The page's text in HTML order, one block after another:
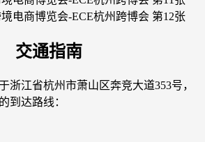
交通指南
浙江省杭州市萧山区奔竞大道353号，
到达路线：